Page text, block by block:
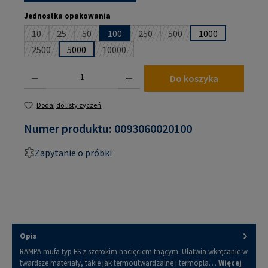
Wybierz
Jednostka opakowania
10(Ta opcja jest obecnie niedostępna.)
25(Ta opcja jest obecnie niedostępna.)
50(Ta opcja jest obecnie niedostępna.)
100 250(Ta opcja jest obecnie
500(Ta opcja jest obecnie
1000
2500(Ta opcja jest obecnie niedostępna.)
5000 10000(Ta opcja jest obecnie niedostępna.)
Do koszyka
Dodaj do listy życzeń
Numer produktu: 0093060020100
Zapytanie o próbki
Opis
RAMPA mufa typ ES z szerokim nacięciem tnącym. Ułatwia wkręcanie w
twardsze materiały, takie jak termoutwardzalne i termopla… Więcej